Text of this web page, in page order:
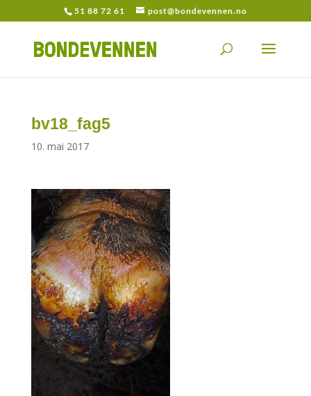
51 88 72 61 post@bondevennen.no
bv18_fag5
10. mai 2017